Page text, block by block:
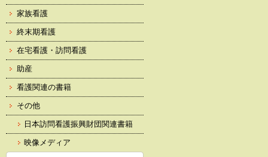
家族看護
終末期看護
在宅看護・訪問看護
助産
看護関連の書籍
その他
日本訪問看護振興財団関連書籍
映像メディア